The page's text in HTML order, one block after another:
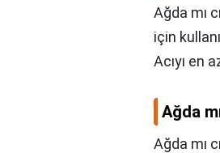
Ağda mı
için
Acıyı en
Ağda
Ağda mı